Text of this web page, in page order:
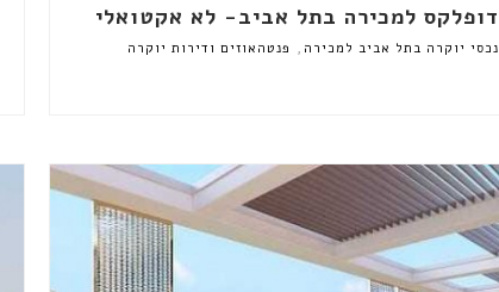
דופלקס למכירה בתל אביב- לא אקטואלי
נכסי יוקרה בתל אביב למכירה , פנטהאוזים ודירות יוקרה